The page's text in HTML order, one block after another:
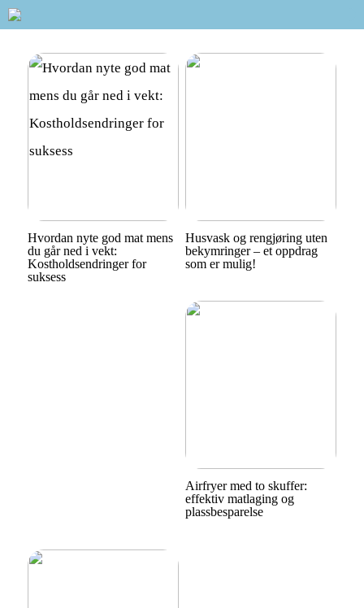
Hvordan nyte god mat mens
du går ned i vekt:
Kostholdsendringer for
suksess
Husvask og rengjøring uten
bekymringer – et oppdrag
som er mulig!
Airfryer med to skuffer:
effektiv matlaging og
plassbesparelse